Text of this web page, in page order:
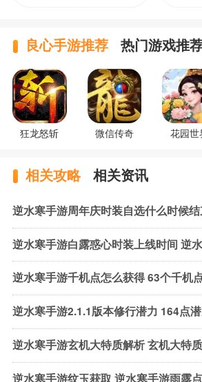
良心手游推荐 热门游戏推
狂龙怒斩 微信传奇 花园世
相关攻略 相关资讯